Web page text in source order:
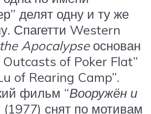
делят одну и ту же
Спагетти Western
Apocalypseоснован
Outcasts of Poker Flat”
of Rearing Camp”.
фильм “Вооружён и
(1977) снят по мотивам